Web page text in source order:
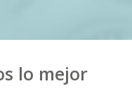
lo mejor